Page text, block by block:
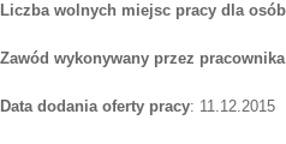
Liczba wolnych miejsc pracy dla
Zawód wykonywany przez pracownika
Data dodania oferty pracy: 11.12.2015